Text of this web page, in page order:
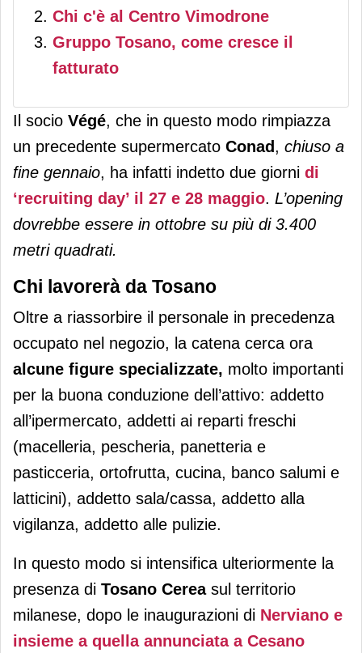
Chi c'è al Centro Vimodrone
Gruppo Tosano, come cresce il
fatturato
Il socio Végé, che in questo modo rimpiazza
un precedente supermercato Conad, chiuso a
fine gennaio, ha infatti indetto due giorni di
‘recruiting day’ il 27 e 28 maggio. L’opening
dovrebbe essere in ottobre su più di 3.400
metri quadrati.
Chi lavorerà da Tosano
Oltre a riassorbire il personale in precedenza
occupato nel negozio, la catena cerca ora
alcune figure specializzate, molto importanti
per la buona conduzione dell’attivo: addetto
all’ipermercato, addetti ai reparti freschi
(macelleria, pescheria, panetteria e
pasticceria, ortofrutta, cucina, banco salumi e
latticini), addetto sala/cassa, addetto alla
vigilanza, addetto alle pulizie.
In questo modo si intensifica ulteriormente la
presenza di Tosano Cereasul territorio
milanese, dopo le inaugurazioni di Nerviano e
insieme a quella annunciata a Cesano